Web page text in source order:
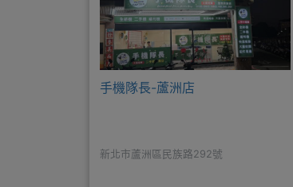
手機隊長-蘆洲店
新北市蘆洲區民族路292號